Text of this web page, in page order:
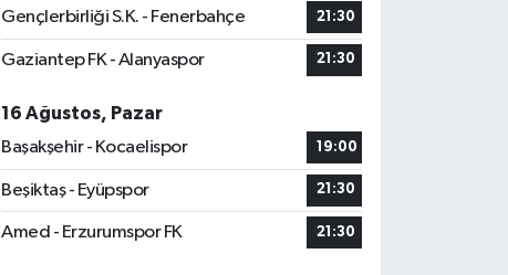
Gençlerbirliği S.K. - Fenerbahçe 21:30
Gaziantep FK - Alanyaspor 21:30
16 Ağustos, Pazar
Başakşehir - Kocaelispor
19:00
Beşiktaş - Eyüpspor 21:30
Amed - Erzurumspor FK 21:30